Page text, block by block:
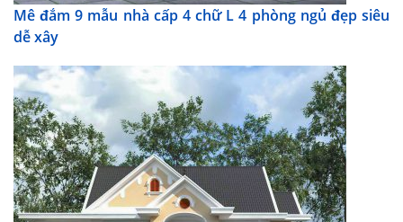
Mê đắm 9 mẫu nhà cấp 4 chữ L 4 phòng ngủ đẹp siêu
dễ xây